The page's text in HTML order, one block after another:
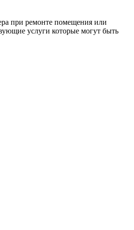
при ремонте помещения или
услуги которые могут быть